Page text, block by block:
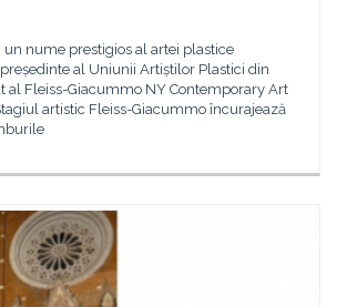
un nume prestigios al artei plastice
al Uniunii Artiștilor Plastici din
al Fleiss-Giacummo NY Contemporary Art
artistic Fleiss-Giacummo încurajează